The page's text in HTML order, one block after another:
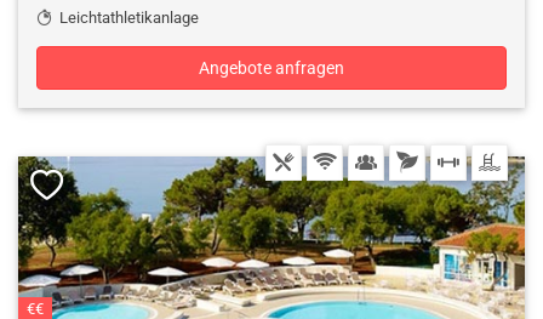
Leichtathletikanlage
Angebote anfragen
€€